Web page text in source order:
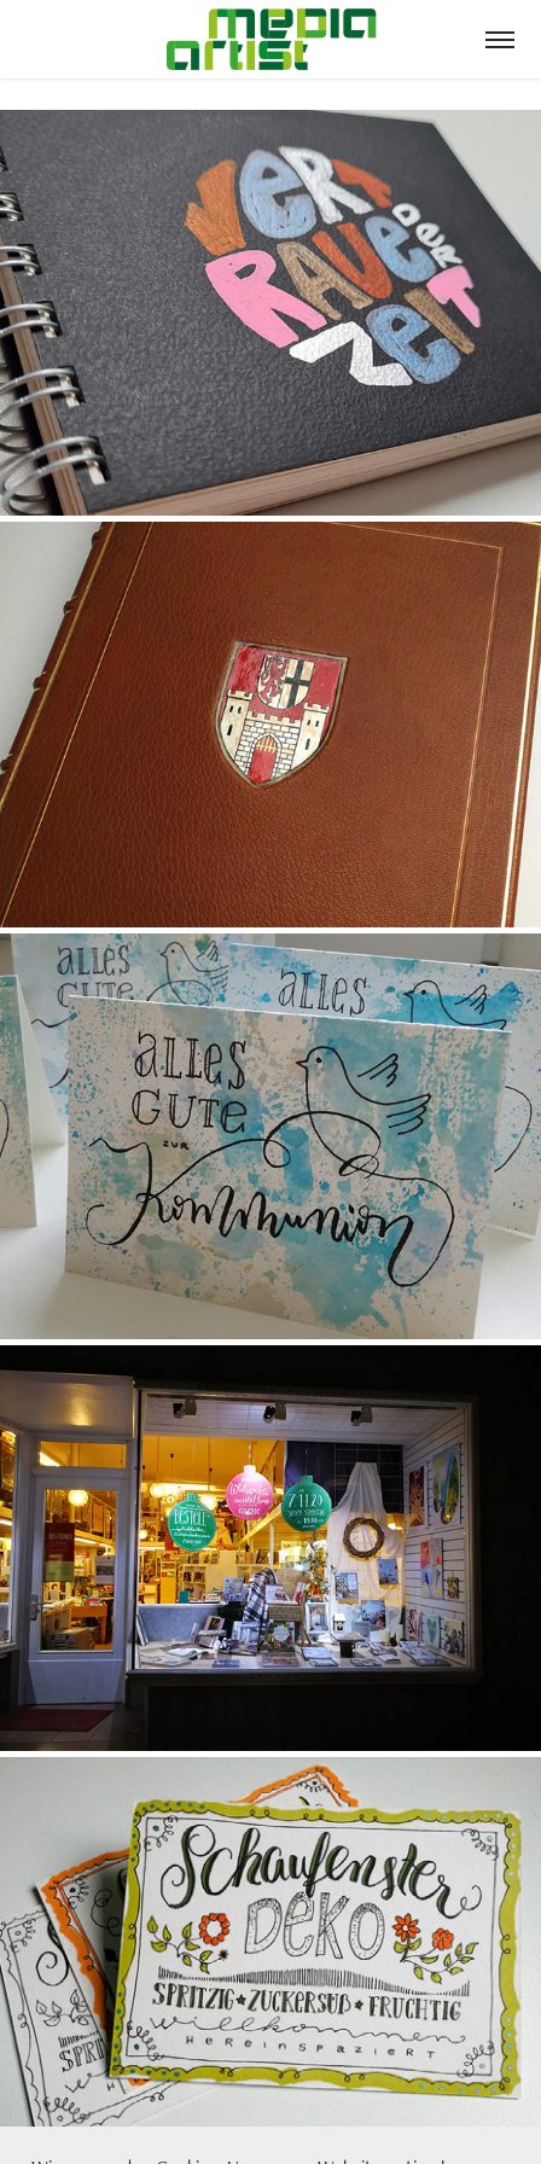
Lettering :: Notizbücher
2023
Lettering :: GoldenesBuch
2023
Lettering :: Karten
2022
Lettering :: Schaufensterbeschriftung
2022
Lettering :: Diverses
2020